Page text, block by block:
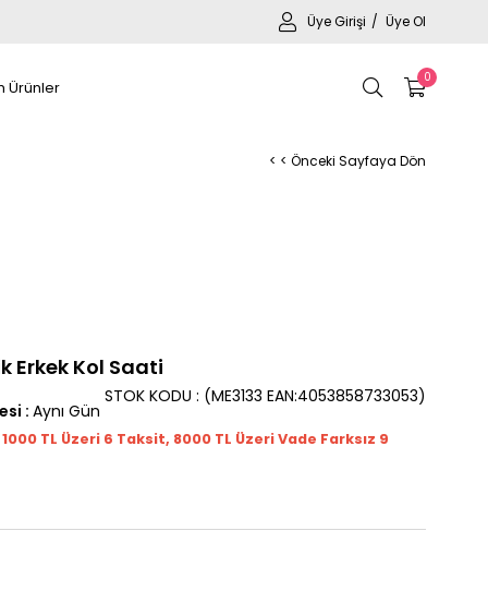
Üye Girişi Üye Ol
0
Ürünler
< < Önceki Sayfaya Dön
Erkek Kol Saati
(ME3133 EAN:4053858733053)
STOK KODU
: Aynı Gün
TL Üzeri 6 Taksit, 8000 TL Üzeri Vade Farksız 9